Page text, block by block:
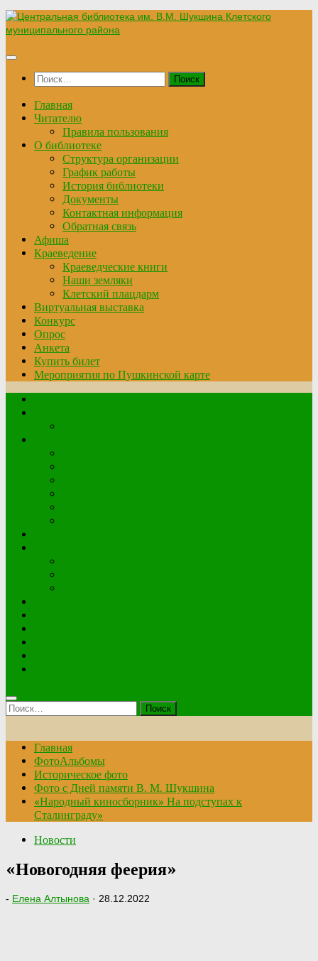
Перейти
к
Найти:
Главная
Читателю
Правила пользования
О библиотеке
Структура организации
График работы
История библиотеки
Документы
Контактная информация
Обратная связь
Афиша
Краеведение
Краеведческие книги
Наши земляки
Клетский плацдарм
Виртуальная выставка
Конкурс
Опрос
Анкета
Купить билет
Мероприятия по Пушкинской карте
Найти:
Главная
ФотоАльбомы
Историческое фото
Фото с Дней памяти В. М. Шукшина
«Народный киносборник» На подступах к
Сталинграду»
Новости
«Новогодняя феерия»
- Елена Алтынова · 28.12.2022